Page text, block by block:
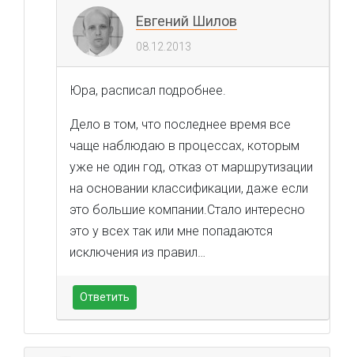
Евгений Шилов
08.12.2013
Юра, расписал подробнее.
Дело в том, что последнее время все
чаще наблюдаю в процессах, которым
уже не один год, отказ от маршрутизации
на основании классификации, даже если
это большие компании.Стало интересно
это у всех так или мне попадаются
исключения из правил…
Ответить